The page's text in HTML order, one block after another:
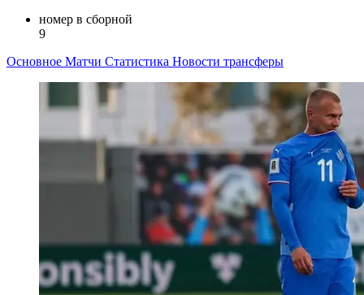
номер в сборной
9
Основное Матчи Статистика Новости трансферы